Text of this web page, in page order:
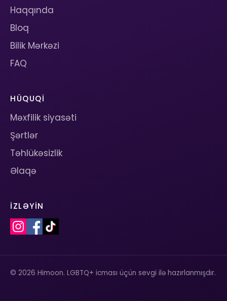
Haqqında
Bloq
Bilik Mərkəzi
FAQ
HÜQUQI
Məxfilik siyasəti
Şərtlər
Təhlükəsizlik
Əlaqə
İZLƏYIN
© 2026 Himoon. LGBTQ+ icması üçün sevgi ilə hazırlanmışdır.